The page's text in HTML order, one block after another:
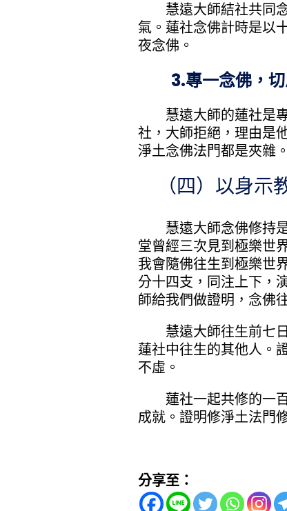
慧遠大師結社共同念
氣。蓮社念佛計時是以
夜念佛。
3.專一念佛，切
慧遠大師的蓮社是專
社，大師拒絕，理由是
淨土念佛法門都是夾雜
（四）以身示
慧遠大師念佛修持是
堂曾經三次見到極樂世
我會隨佛往生到極樂世
分十四支，同注上下，
師給我們做證明，念佛
慧遠大師往生前七日
蓮社中往生的其他人。
不虛。
蓮社一起共修的一百
成就。證明修淨土法門
分享至：